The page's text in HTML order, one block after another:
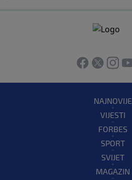
NAJNOVIJE
VIJESTI
FORBES
SPORT
SVIJET
MAGAZIN